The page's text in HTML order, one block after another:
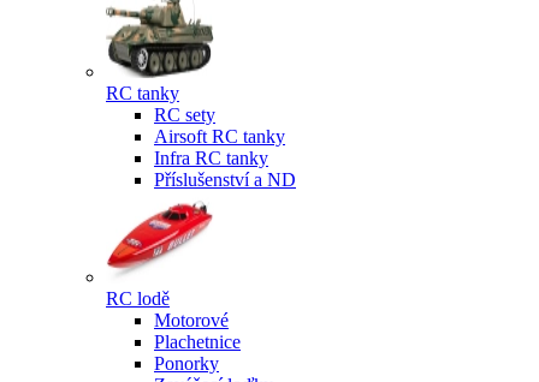
RC tanky
RC sety
Airsoft RC tanky
Infra RC tanky
Příslušenství a ND
RC lodě
Motorové
Plachetnice
Ponorky